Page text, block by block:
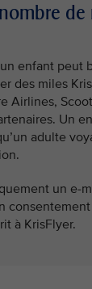
de
enfant peut
des miles
Airlines,
Un
adulte
un e-
à KrisFlyer.